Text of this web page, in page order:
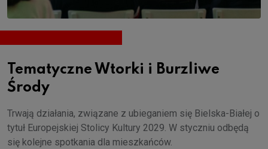
Tematyczne Wtorki i Burzliwe
Środy
Trwają działania, związane z ubieganiem się Bielska-Białej o
tytuł Europejskiej Stolicy Kultury 2029. W styczniu odbędą
się kolejne spotkania dla mieszkańców.